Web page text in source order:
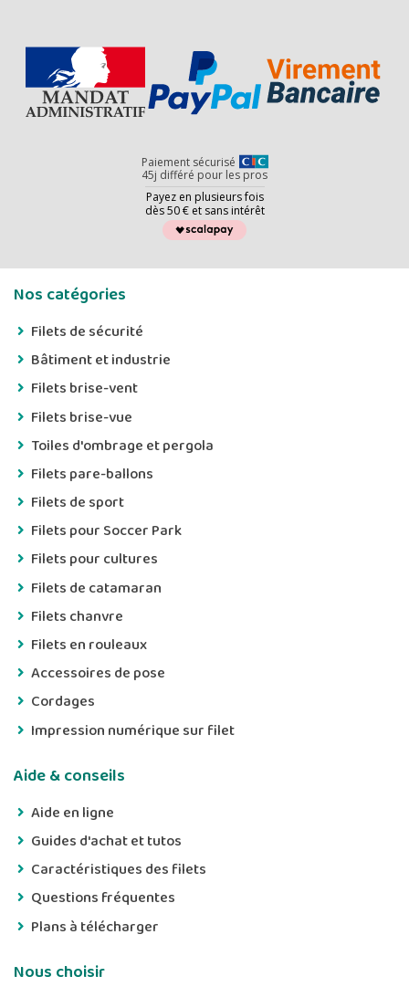
Paiement sécurisé
45j différé pour les pros
Payez en plusieurs fois
dès 50 € et sans intérêt
Nos catégories
Filets de sécurité
Bâtiment et industrie
Filets brise-vent
Filets brise-vue
Toiles d'ombrage et pergola
Filets pare-ballons
Filets de sport
Filets pour Soccer Park
Filets pour cultures
Filets de catamaran
Filets chanvre
Filets en rouleaux
Accessoires de pose
Cordages
Impression numérique sur filet
Aide & conseils
Aide en ligne
Guides d'achat et tutos
Caractéristiques des filets
Questions fréquentes
Plans à télécharger
Nous choisir